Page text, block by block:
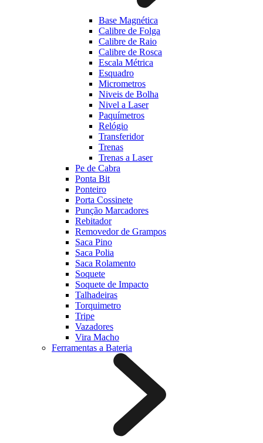
Base Magnética
Calibre de Folga
Calibre de Raio
Calibre de Rosca
Escala Métrica
Esquadro
Micrometros
Niveis de Bolha
Nivel a Laser
Paquímetros
Relógio
Transferidor
Trenas
Trenas a Laser
Pe de Cabra
Ponta Bit
Ponteiro
Porta Cossinete
Punção Marcadores
Rebitador
Removedor de Grampos
Saca Pino
Saca Polia
Saca Rolamento
Soquete
Soquete de Impacto
Talhadeiras
Torquimetro
Tripe
Vazadores
Vira Macho
Ferramentas a Bateria